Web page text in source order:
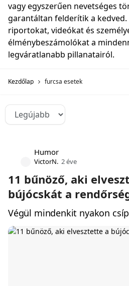
vagy egyszerűen nevetséges
garantáltan felderítik a
riportokat, videókat és
élménybeszámolókat a
legváratlanabb pillanatairól.
Kezdőlap furcsa esetek
Humor
VictorN. 2 éve
11 bűnöző, aki
bújócskát a
Végül mindenkit nyakon